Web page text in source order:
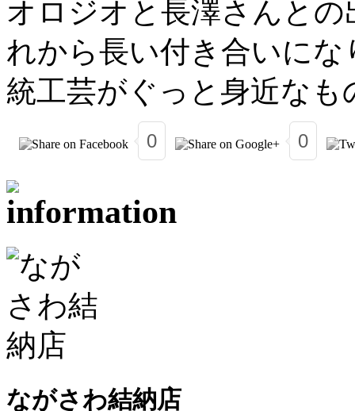
オロジオと長澤さんと
れから長い付き合いに
統工芸がぐっと身近な
0 0
ながさわ結納店